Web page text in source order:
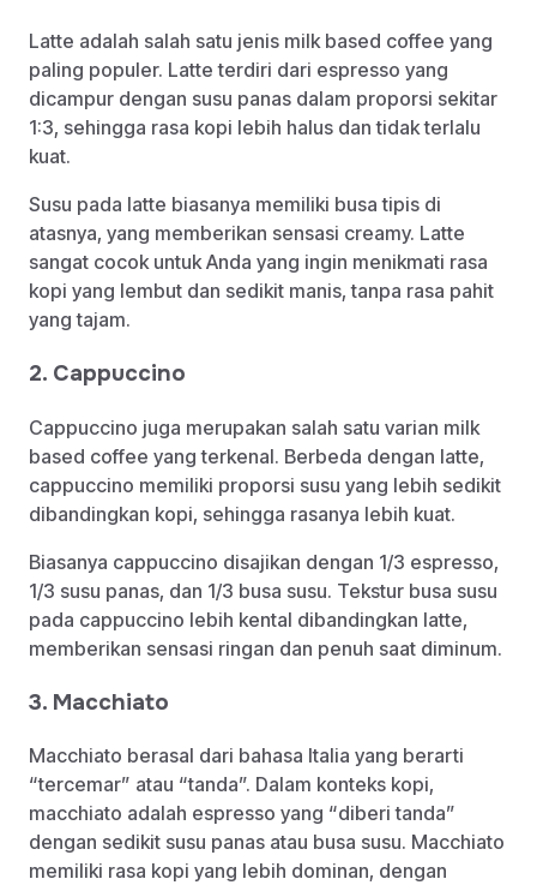
Latte adalah salah satu jenis milk based coffee yang
paling populer. Latte terdiri dari espresso yang
dicampur dengan susu panas dalam proporsi sekitar
1:3, sehingga rasa kopi lebih halus dan tidak terlalu
kuat.
Susu pada latte biasanya memiliki busa tipis di
atasnya, yang memberikan sensasi creamy. Latte
sangat cocok untuk Anda yang ingin menikmati rasa
kopi yang lembut dan sedikit manis, tanpa rasa pahit
yang tajam.
2. Cappuccino
Cappuccino juga merupakan salah satu varian milk
based coffee yang terkenal. Berbeda dengan latte,
cappuccino memiliki proporsi susu yang lebih sedikit
dibandingkan kopi, sehingga rasanya lebih kuat.
Biasanya cappuccino disajikan dengan 1/3 espresso,
1/3 susu panas, dan 1/3 busa susu. Tekstur busa susu
pada cappuccino lebih kental dibandingkan latte,
memberikan sensasi ringan dan penuh saat diminum.
3. Macchiato
Macchiato berasal dari bahasa Italia yang berarti
“tercemar” atau “tanda”. Dalam konteks kopi,
macchiato adalah espresso yang “diberi tanda”
dengan sedikit susu panas atau busa susu. Macchiato
memiliki rasa kopi yang lebih dominan, dengan